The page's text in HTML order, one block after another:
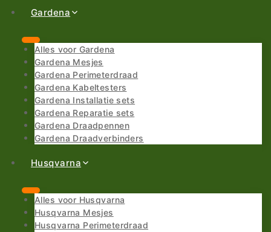
Gardena
Alles voor Gardena
Gardena Mesjes
Gardena Perimeterdraad
Gardena Kabeltesters
Gardena Installatie sets
Gardena Reparatie sets
Gardena Draadpennen
Gardena Draadverbinders
Husqvarna
Alles voor Husqvarna
Husqvarna Mesjes
Husqvarna Perimeterdraad